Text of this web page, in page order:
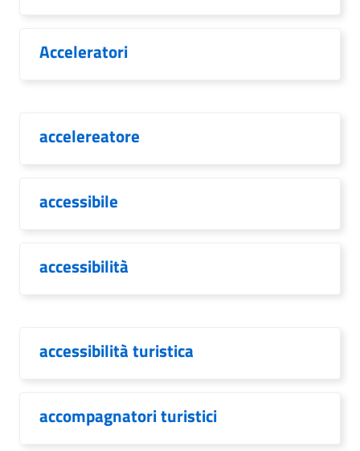
Acceleratori
accelereatore
accessibile
accessibilità
accessibilità turistica
accompagnatori turistici